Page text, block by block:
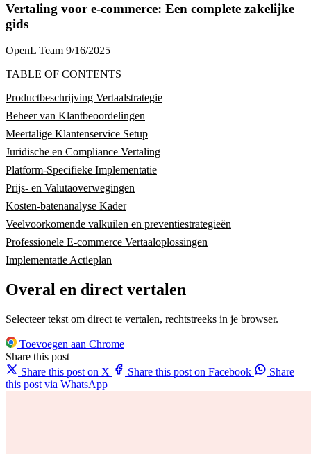
Vertaling voor e-commerce: Een complete zakelijke
gids
OpenL Team 9/16/2025
TABLE OF CONTENTS
Productbeschrijving Vertaalstrategie
Beheer van Klantbeoordelingen
Meertalige Klantenservice Setup
Juridische en Compliance Vertaling
Platform-Specifieke Implementatie
Prijs- en Valutaoverwegingen
Kosten-batenanalyse Kader
Veelvoorkomende valkuilen en preventiestrategieën
Professionele E-commerce Vertaaloplossingen
Implementatie Actieplan
Overal en direct vertalen
Selecteer tekst om direct te vertalen, rechtstreeks in je browser.
Toevoegen aan Chrome
Share this post
Share this post on X
Share this post on Facebook
Share
this post via WhatsApp